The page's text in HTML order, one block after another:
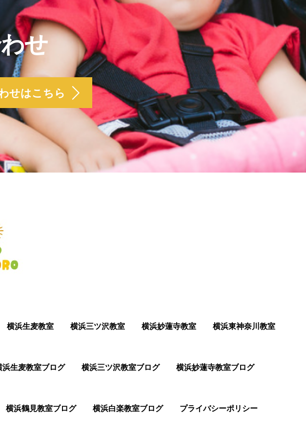
せ
せはこちら
横浜生麦教室 横浜三ツ沢教室 横浜妙蓮寺教室 横浜東神奈川教室
浜生麦教室ブログ 横浜三ツ沢教室ブログ 横浜妙蓮寺教室ブログ
横浜鶴見教室ブログ 横浜白楽教室ブログ プライバシーポリシー